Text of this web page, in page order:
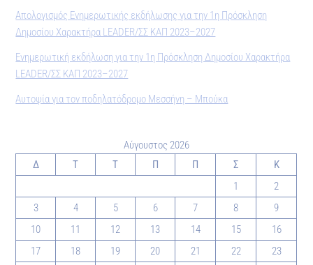
Απολογισμός Ενημερωτικής εκδήλωσης για την 1η Πρόσκληση
Δημοσίου Χαρακτήρα LEADER/ΣΣ ΚΑΠ 2023–2027
Ενημερωτική εκδήλωση για την 1η Πρόσκληση Δημοσίου Χαρακτήρα
LEADER/ΣΣ ΚΑΠ 2023–2027
Αυτοψία για τον ποδηλατόδρομο Μεσσήνη – Μπούκα
Αύγουστος 2026
Δ
Τ Τ Π Π Σ
Κ
1
2
3
4 5 6 7 8
9
10
11 12 13 14 15
16
17
18 19 20 21 22
23